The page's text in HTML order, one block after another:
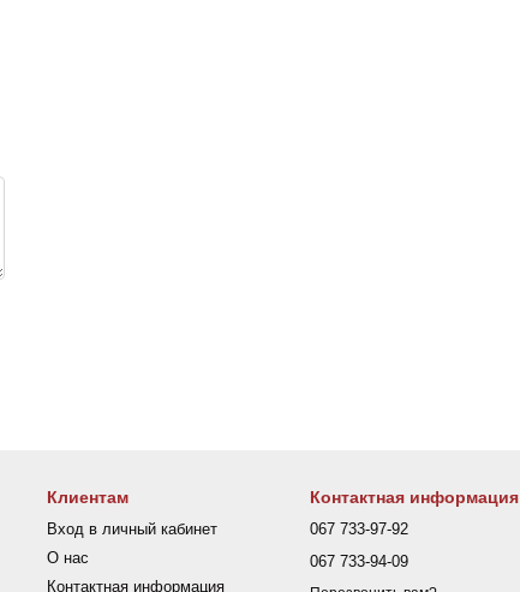
Клиентам
Вход в личный кабинет
О нас
Контактная информация
Контактная информация
067 733-97-92
067 733-94-09